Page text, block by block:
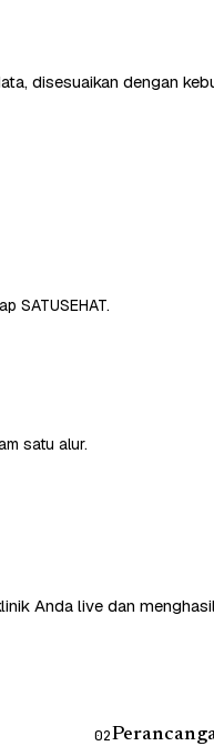
disesuaikan dengan
SATUSEHAT.
satu alur.
Anda live dan
02